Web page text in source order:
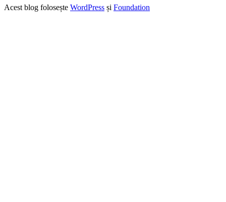
Acest blog folosește WordPress și Foundation